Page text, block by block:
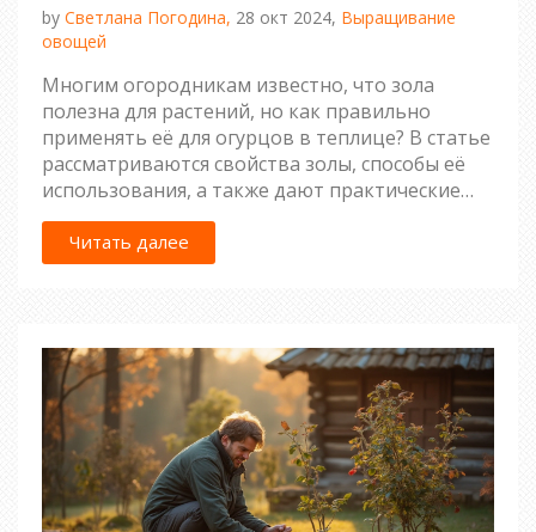
by Светлана Погодина, 28 окт 2024, Выращивание
овощей
Многим огородникам известно, что зола
полезна для растений, но как правильно
применять её для огурцов в теплице? В статье
рассматриваются свойства золы, способы её
использования, а также дают практические
советы по улучшению урожайности. Речь
пойдёт о том, как зола влияет на почву и
растения, и как избежать возможных ошибок в
для выращивания здоровых огурцов.
Читать далее